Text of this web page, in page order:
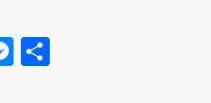
Messenger